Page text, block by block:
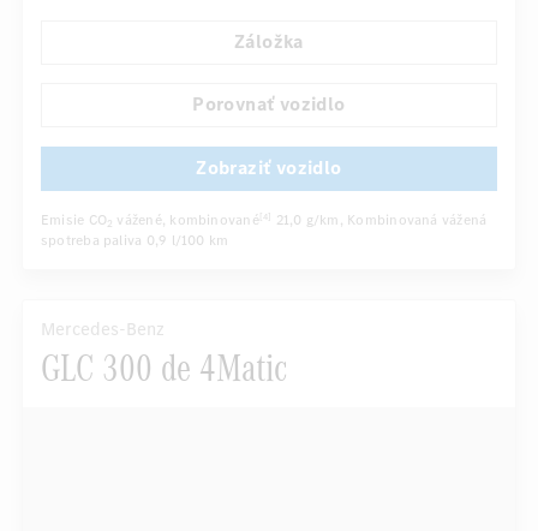
Záložka
Porovnať vozidlo
Zobraziť vozidlo
Emisie CO2 vážené, kombinované [4] 21,0 g/km, Kombinovaná vážená
spotreba paliva 0,9 l/100 km
Mercedes-Benz
GLC 300 de 4Matic